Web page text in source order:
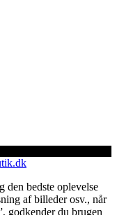
den bedste oplevelse
af billeder osv., når
godkender du brugen